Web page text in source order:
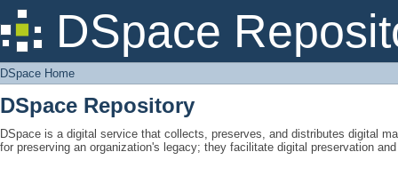
DSpace
DSpace Home
DSpace Home
DSpace Repository
DSpace is a digital service that collects, preserves, and distributes digital
for preserving an organization's legacy; they facilitate digital preservation